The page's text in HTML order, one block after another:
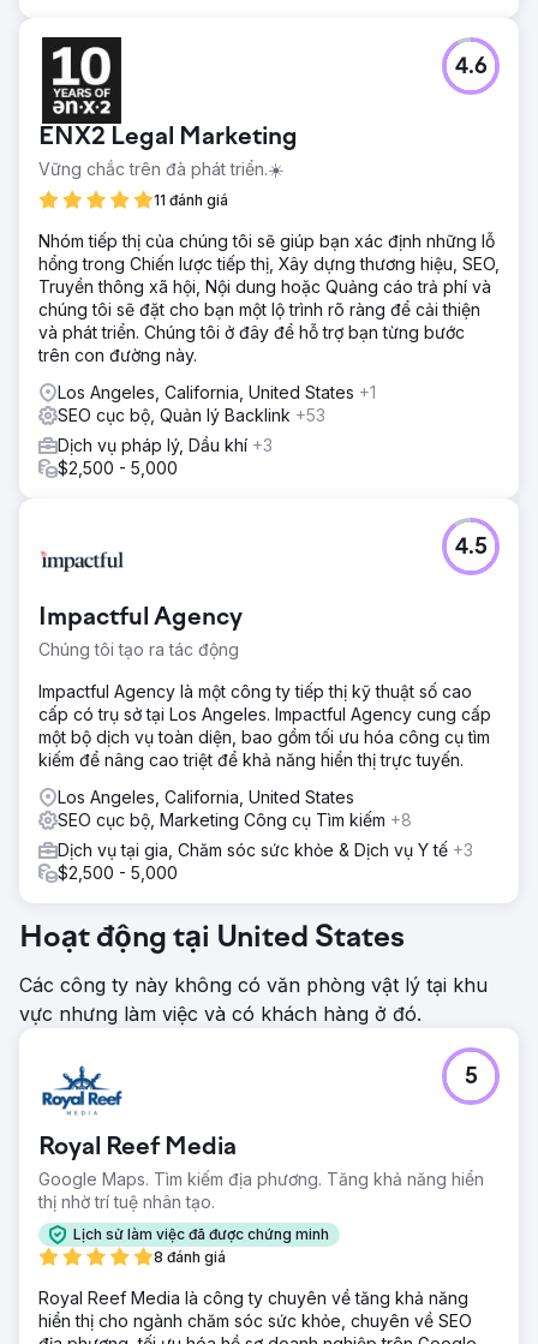
ENX2 Legal Marketing
Vững chắc trên đà phát triển.☀️
11 đánh giá
4.6
Nhóm tiếp thị của chúng tôi sẽ giúp bạn xác định những lỗ
hổng trong Chiến lược tiếp thị, Xây dựng thương hiệu, SEO,
Truyền thông xã hội, Nội dung hoặc Quảng cáo trả phí và
chúng tôi sẽ đặt cho bạn một lộ trình rõ ràng để cải thiện
và phát triển. Chúng tôi ở đây để hỗ trợ bạn từng bước
trên con đường này.
Los Angeles, California, United States +1
SEO cục bộ, Quản lý Backlink +53
Dịch vụ pháp lý, Dầu khí +3
$2,500 - 5,000
Impactful Agency
Chúng tôi tạo ra tác động
4.5
Impactful Agency là một công ty tiếp thị kỹ thuật số cao
cấp có trụ sở tại Los Angeles. Impactful Agency cung cấp
một bộ dịch vụ toàn diện, bao gồm tối ưu hóa công cụ tìm
kiếm để nâng cao triệt để khả năng hiển thị trực tuyến.
Los Angeles, California, United States
SEO cục bộ, Marketing Công cụ Tìm kiếm +8
Dịch vụ tại gia, Chăm sóc sức khỏe & Dịch vụ Y tế +3
$2,500 - 5,000
Hoạt động tại United States
Các công ty này không có văn phòng vật lý tại khu
vực nhưng làm việc và có khách hàng ở đó.
Royal Reef Media
Google Maps. Tìm kiếm địa phương. Tăng khả năng hiển
thị nhờ trí tuệ nhân tạo.
Lịch sử làm việc đã được chứng minh
8 đánh giá
5
Royal Reef Media là công ty chuyên về tăng khả năng
hiển thị cho ngành chăm sóc sức khỏe, chuyên về SEO